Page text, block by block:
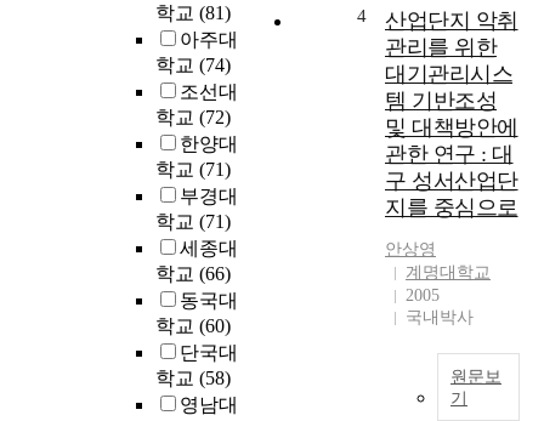
학교 (81)
아주대
학교 (74)
조선대
학교 (72)
한양대
학교 (71)
부경대
학교 (71)
세종대
학교 (66)
동국대
학교 (60)
단국대
학교 (58)
영남대
4
산업단지 악취
관리를 위한
대기관리시스
템 기반조성
및 대책방안에
관한 연구 : 대
구 성서산업단
지를 중심으로
안상영
계명대학교
2005
국내박사
원문보
기